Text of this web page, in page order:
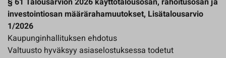
investointiosan määrärahamuutokset, Lisätalousarvio
1/2026
Kaupunginhallituksen ehdotus
Valtuusto hyväksyy asiaselostuksessa todetut